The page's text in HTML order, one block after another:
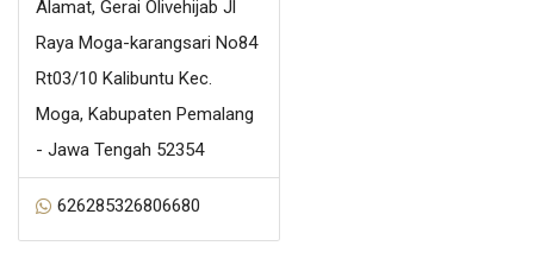
Alamat, Gerai Olivehijab Jl
Raya Moga-karangsari No84
Rt03/10 Kalibuntu Kec.
Moga, Kabupaten Pemalang
- Jawa Tengah 52354
626285326806680